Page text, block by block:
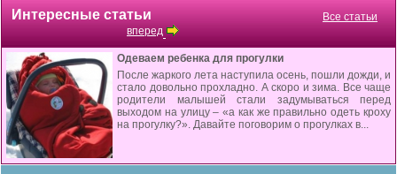
Интересные статьи
вперед
Все статьи
Одеваем ребенка для прогулки
После жаркого лета наступила осень, пошли дожди, и
стало довольно прохладно. А скоро и зима. Все чаще
родители малышей стали задумываться перед
выходом на улицу – «а как же правильно одеть кроху
на прогулку?». Давайте поговорим о прогулках в...